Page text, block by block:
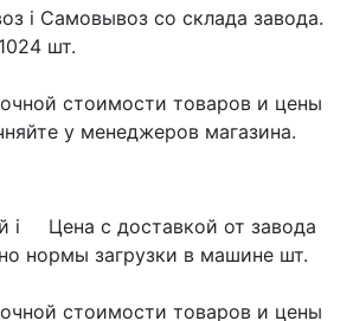
i Самовывоз со склада завода.
шт.
стоимости товаров и цены
у менеджеров магазина.
i
Цена с доставкой от завода
нормы загрузки в машине шт.
стоимости товаров и цены